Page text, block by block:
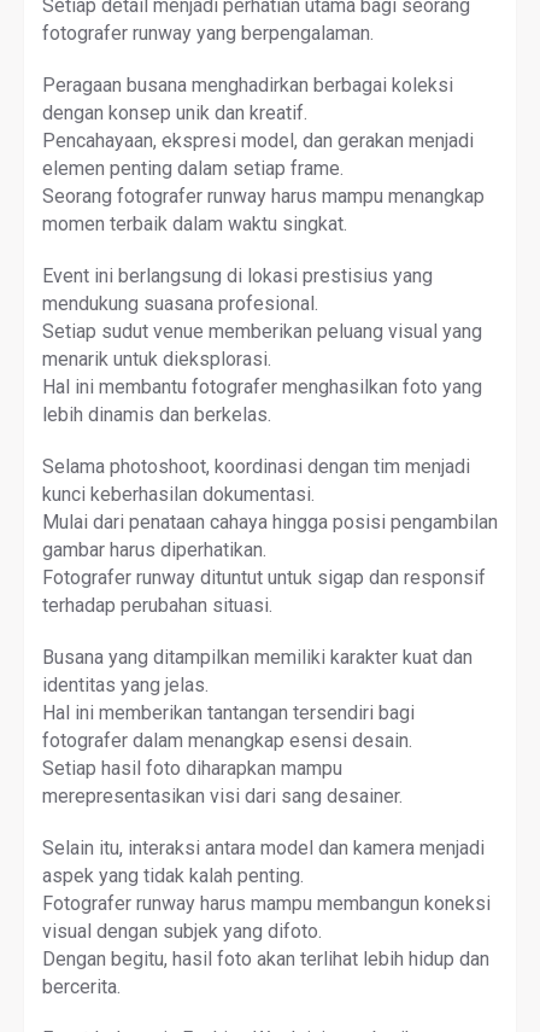
Setiap detail menjadi perhatian utama bagi seorang
fotografer runway yang berpengalaman.
Peragaan busana menghadirkan berbagai koleksi
dengan konsep unik dan kreatif.
Pencahayaan, ekspresi model, dan gerakan menjadi
elemen penting dalam setiap frame.
Seorang fotografer runway harus mampu menangkap
momen terbaik dalam waktu singkat.
Event ini berlangsung di lokasi prestisius yang
mendukung suasana profesional.
Setiap sudut venue memberikan peluang visual yang
menarik untuk dieksplorasi.
Hal ini membantu fotografer menghasilkan foto yang
lebih dinamis dan berkelas.
Selama photoshoot, koordinasi dengan tim menjadi
kunci keberhasilan dokumentasi.
Mulai dari penataan cahaya hingga posisi pengambilan
gambar harus diperhatikan.
Fotografer runway dituntut untuk sigap dan responsif
terhadap perubahan situasi.
Busana yang ditampilkan memiliki karakter kuat dan
identitas yang jelas.
Hal ini memberikan tantangan tersendiri bagi
fotografer dalam menangkap esensi desain.
Setiap hasil foto diharapkan mampu
merepresentasikan visi dari sang desainer.
Selain itu, interaksi antara model dan kamera menjadi
aspek yang tidak kalah penting.
Fotografer runway harus mampu membangun koneksi
visual dengan subjek yang difoto.
Dengan begitu, hasil foto akan terlihat lebih hidup dan
bercerita.